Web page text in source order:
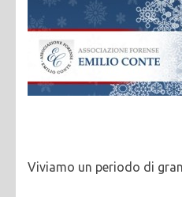
Viviamo un periodo di